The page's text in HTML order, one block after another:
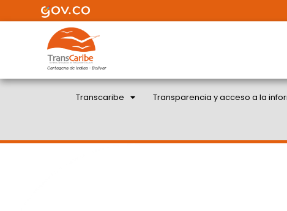
Cartagena de Indias - Bolivar
Transcaribe Transparencia y acceso a la